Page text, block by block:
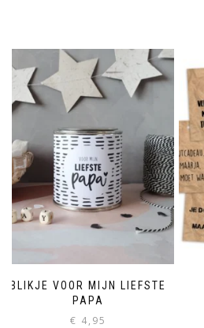
BLIKJE VOOR MIJN LIEFSTE
PAPA
€ 4,95